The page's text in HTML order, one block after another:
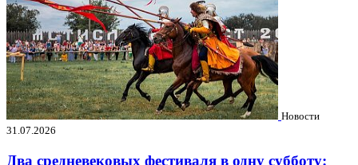
Новости
31.07.2026
Два средневековых фестиваля в одну субботу: